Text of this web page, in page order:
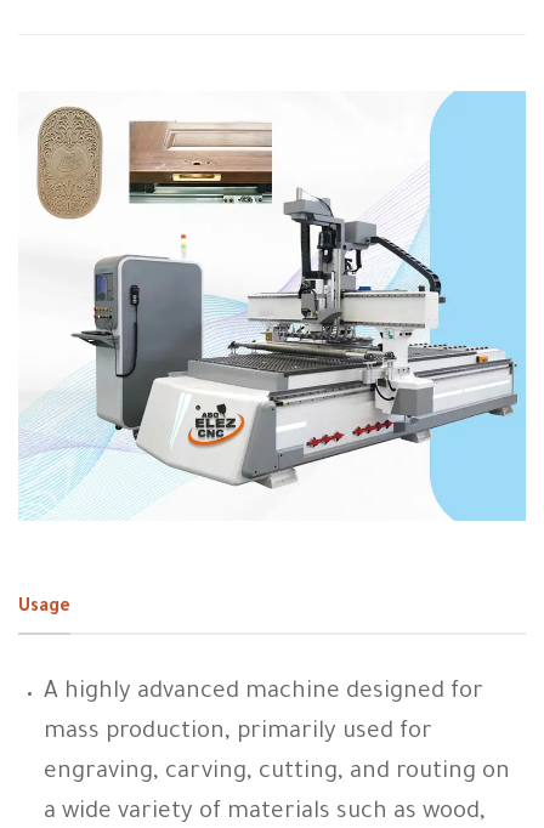
Usage
A highly advanced machine designed for
mass production, primarily used for
engraving, carving, cutting, and routing on
a wide variety of materials such as wood,